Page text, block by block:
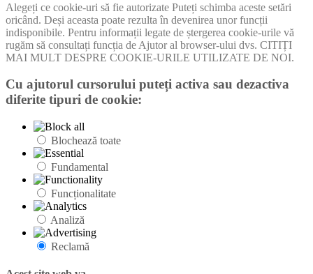
Alegeți ce cookie-uri să fie autorizate Puteți schimba aceste setări
oricând. Deși aceasta poate rezulta în devenirea unor funcții
indisponibile. Pentru informații legate de ștergerea cookie-urile vă
rugăm să consultați funcția de Ajutor al browser-ului dvs. CITIȚI
MAI MULT DESPRE COOKIE-URILE UTILIZATE DE NOI.
Cu ajutorul cursorului puteți activa sau dezactiva
diferite tipuri de cookie:
Blochează toate
Fundamental
Funcționalitate
Analiză
Reclamă